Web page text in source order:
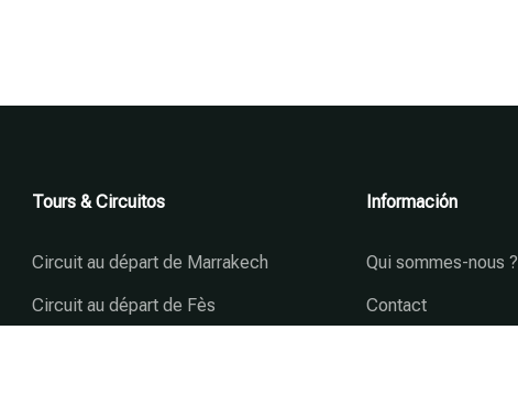
Tours & Circuitos
Circuit au départ de Marrakech
Circuit au départ de Fès
Información
Qui sommes-nous ?
Contact